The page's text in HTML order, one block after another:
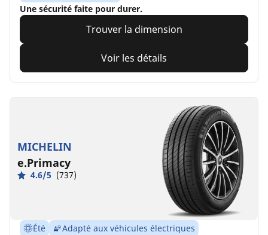
Une sécurité faite pour durer.
Trouver la dimension
Voir les détails
MICHELIN
e.Primacy
4.6/5 (737)
Été
Adapté aux véhicules électriques